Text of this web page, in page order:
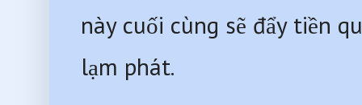
này cuối cùng sẽ đẩy tiền
lạm phát.